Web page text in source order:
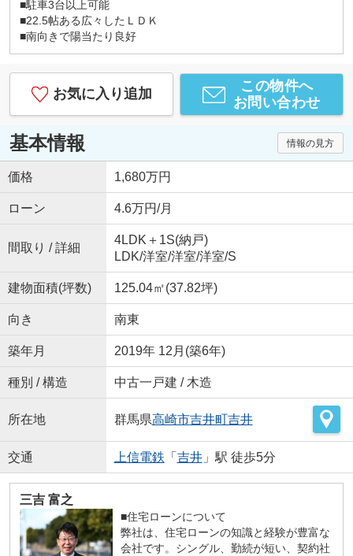
■駐車3台以上可能
■22.5帖ある広々したＬＤＫ
■南向きで陽当たり良好
お気に入り追加
この物件へ
お問い合わせ
基本情報 情報の見方
価格 1,680万円
ローン 4.6万円/月
間取り / 詳細
4LDK＋1S(納戸)
LDK/洋室/洋室/洋室/S
建物面積(坪数) 125.04㎡(37.82坪)
向き 南東
築年月 2019年 12月(築6年)
種別 / 構造 中古一戸建 / 木造
所在地 群馬県高崎市吉井町吉井
交通 上信電鉄 「 吉井」駅 徒歩5分
三吉 富之
■住宅ローンについて
弊社は、住宅ローンの知識と経験が豊富な
会社です。シングル、勤続が短い、契約社